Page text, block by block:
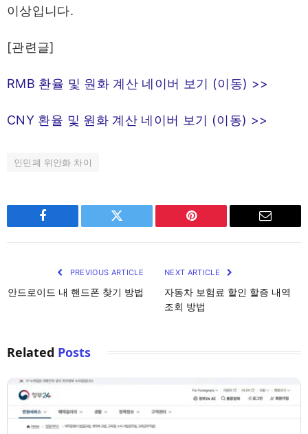
이상입니다.
[관련글]
RMB 환율 및 원화 계산 네이버 보기 (이동) >>
CNY 환율 및 원화 계산 네이버 보기 (이동) >>
인민폐 위안화 차이
Facebook Twitter Pinterest Email
PREVIOUS ARTICLE
안드로이드 내 핸드폰 찾기 방법
NEXT ARTICLE
자동차 보험료 할인 할증 내역
조회 방법
Related Posts